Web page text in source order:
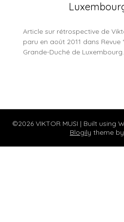
Article sur rétrospective de
paru en août 2011 dans Revue
Grande-Duché de Luxembourg.
©2026 VIKTOR MUSI | Built using
Blogily theme